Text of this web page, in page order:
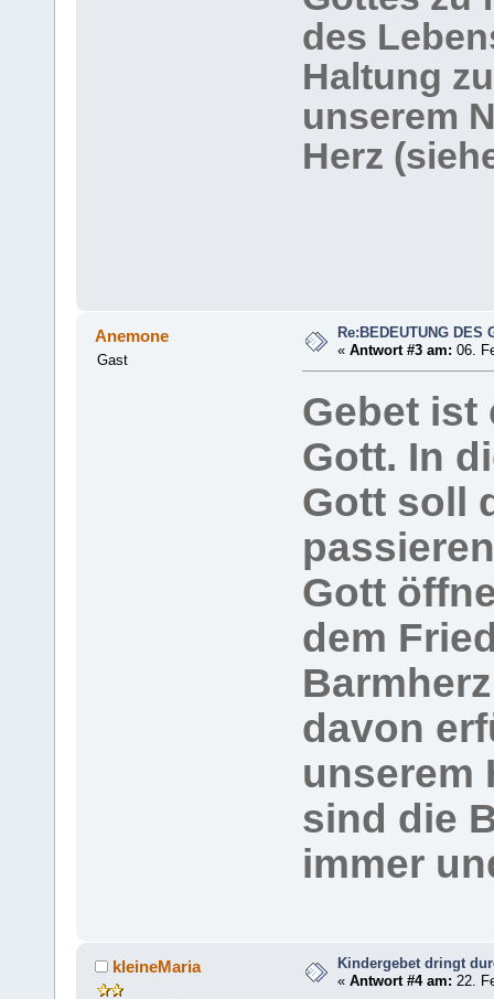
des
Haltung
unserem
Herz
Anemone
Gast
Re:BEDEUTUNG DES
«Antwort #3 am: 06.
Gebet ist
Gott. In
Gott soll
Gott
dem
davon
unserem
sind die
immer
kleineMaria
Kindergebet dringt
«Antwort #4 am: 22.